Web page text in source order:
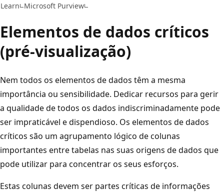
Learn Microsoft Purview
Elementos de dados críticos
(pré-visualização)
Nem todos os elementos de dados têm a mesma
importância ou sensibilidade. Dedicar recursos para gerir
a qualidade de todos os dados indiscriminadamente pode
ser impraticável e dispendioso. Os elementos de dados
críticos são um agrupamento lógico de colunas
importantes entre tabelas nas suas origens de dados que
pode utilizar para concentrar os seus esforços.
Estas colunas devem ser partes críticas de informações